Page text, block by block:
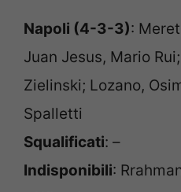
Napoli (4-3-3):
Juan Jesus, Mario
Zielinski; Lozano,
Spalletti
Squalificati: –
Indisponibili: